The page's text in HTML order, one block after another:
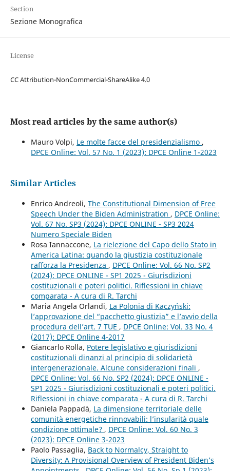
Section
Sezione Monografica
License
CC Attribution-NonCommercial-ShareAlike 4.0
Most read articles by the same author(s)
Mauro Volpi, Le molte facce del presidenzialismo ,
DPCE Online: Vol. 57 No. 1 (2023): DPCE Online 1-2023
Similar Articles
Enrico Andreoli, The Constitutional Dimension of Free
Speech Under the Biden Administration , DPCE Online:
Vol. 67 No. SP3 (2024): DPCE ONLINE - SP3 2024
Numero Speciale Biden
Rosa Iannaccone, La rielezione del Capo dello Stato in
America Latina: quando la giustizia costituzionale
rafforza la Presidenza , DPCE Online: Vol. 66 No. SP2
(2024): DPCE ONLINE - SP1 2025 - Giurisdizioni
costituzionali e poteri politici. Riflessioni in chiave
comparata - A cura di R. Tarchi
Maria Angela Orlandi, La Polonia di Kaczyński:
l’approvazione del “pacchetto giustizia” e l’avvio della
procedura dell’art. 7 TUE , DPCE Online: Vol. 33 No. 4
(2017): DPCE Online 4-2017
Giancarlo Rolla, Potere legislativo e giurisdizioni
costituzionali dinanzi al principio di solidarietà
intergenerazionale. Alcune considerazioni finali ,
DPCE Online: Vol. 66 No. SP2 (2024): DPCE ONLINE -
SP1 2025 - Giurisdizioni costituzionali e poteri politici.
Riflessioni in chiave comparata - A cura di R. Tarchi
Daniela Pappadà, La dimensione territoriale delle
comunità energetiche rinnovabili: l’insularità quale
condizione ottimale? , DPCE Online: Vol. 60 No. 3
(2023): DPCE Online 3-2023
Paolo Passaglia, Back to Normalcy, Straight to
Diversity: A Provisional Overview of President Biden’s